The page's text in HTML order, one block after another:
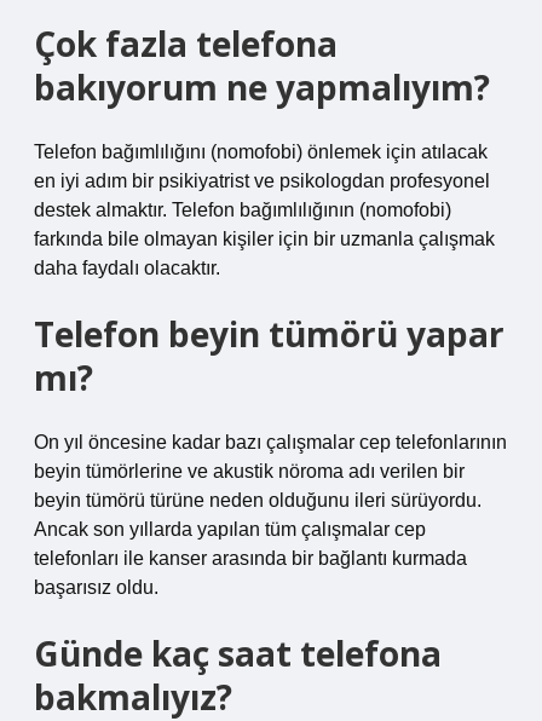
Çok fazla telefona
bakıyorum ne yapmalıyım?
Telefon bağımlılığını (nomofobi) önlemek için atılacak
en iyi adım bir psikiyatrist ve psikologdan profesyonel
destek almaktır. Telefon bağımlılığının (nomofobi)
farkında bile olmayan kişiler için bir uzmanla çalışmak
daha faydalı olacaktır.
Telefon beyin tümörü yapar
mı?
On yıl öncesine kadar bazı çalışmalar cep telefonlarının
beyin tümörlerine ve akustik nöroma adı verilen bir
beyin tümörü türüne neden olduğunu ileri sürüyordu.
Ancak son yıllarda yapılan tüm çalışmalar cep
telefonları ile kanser arasında bir bağlantı kurmada
başarısız oldu.
Günde kaç saat telefona
bakmalıyız?